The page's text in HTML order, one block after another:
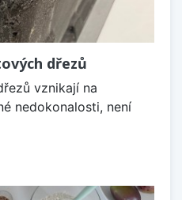
dřezů
vznikají na
nedokonalosti, není